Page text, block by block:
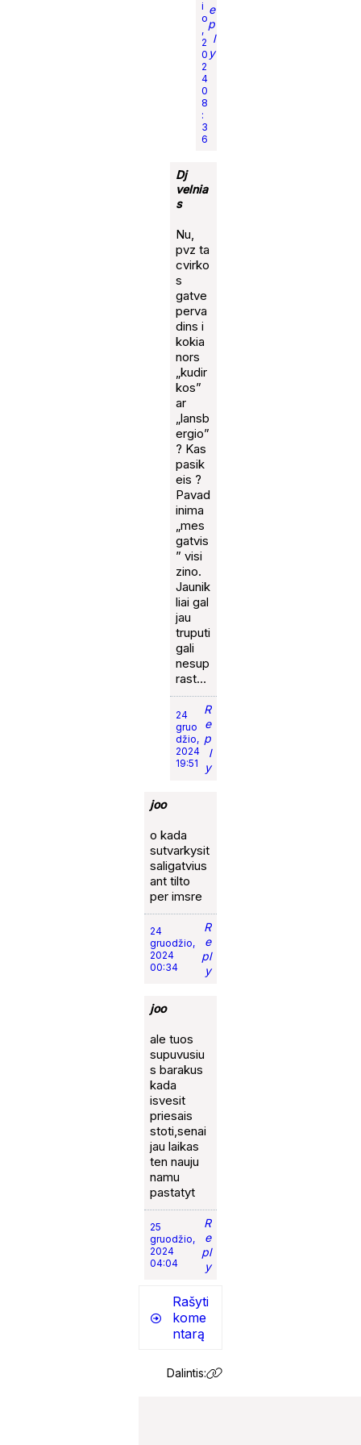
i
o
,
2
0
2
4
0
8
:
3
6
e
p
l
y
Dj
velnia
s
Nu,
pvz ta
cvirko
s
gatve
perva
dins i
kokia
nors
„kudir
kos”
ar
„lansb
ergio”
? Kas
pasik
eis ?
Pavad
inima
„mes
gatvis
” visi
zino.
Jaunik
liai gal
jau
truputi
gali
nesup
rast…
24
gruo
džio,
2024
19:51
R
e
p
l
y
joo
o kada
sutvarkysit
saligatvius
ant tilto
per imsre
24
gruodžio,
2024
00:34
R
e
pl
y
joo
ale tuos
supuvusiu
s barakus
kada
isvesit
priesais
stoti,senai
jau laikas
ten nauju
namu
pastatyt
25
gruodžio,
2024
04:04
R
e
pl
y
Rašyti
kome
ntarą
Dalintis: